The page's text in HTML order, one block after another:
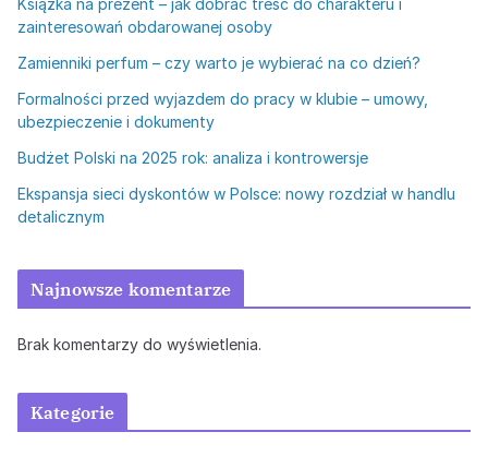
Książka na prezent – jak dobrać treść do charakteru i
zainteresowań obdarowanej osoby
Zamienniki perfum – czy warto je wybierać na co dzień?
Formalności przed wyjazdem do pracy w klubie – umowy,
ubezpieczenie i dokumenty
Budżet Polski na 2025 rok: analiza i kontrowersje
Ekspansja sieci dyskontów w Polsce: nowy rozdział w handlu
detalicznym
Najnowsze komentarze
Brak komentarzy do wyświetlenia.
Kategorie